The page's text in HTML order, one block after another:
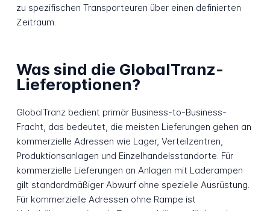
zu spezifischen Transporteuren über einen definierten
Zeitraum.
Was sind die GlobalTranz-
Lieferoptionen?
GlobalTranz bedient primär Business-to-Business-
Fracht, das bedeutet, die meisten Lieferungen gehen an
kommerzielle Adressen wie Lager, Verteilzentren,
Produktionsanlagen und Einzelhandelsstandorte. Für
kommerzielle Lieferungen an Anlagen mit Laderampen
gilt standardmäßiger Abwurf ohne spezielle Ausrüstung.
Für kommerzielle Adressen ohne Rampe ist